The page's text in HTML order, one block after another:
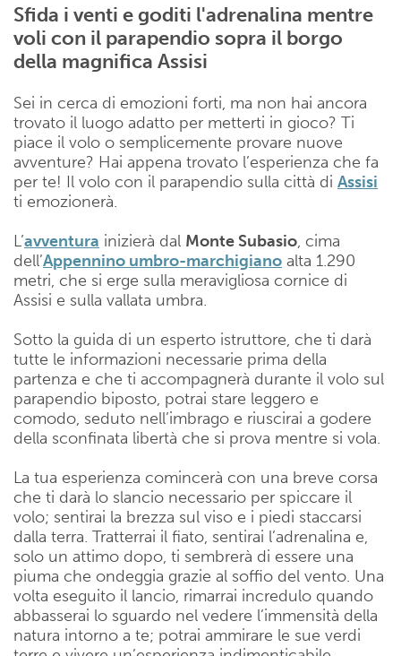
Sfida i venti e goditi l'adrenalina mentre
voli con il parapendio sopra il borgo
della magnifica Assisi
Sei in cerca di emozioni forti, ma non hai ancora
trovato il luogo adatto per metterti in gioco? Ti
piace il volo o semplicemente provare nuove
avventure? Hai appena trovato l’esperienza che fa
per te! Il volo con il parapendio sulla città di Assisi
ti emozionerà.
L’avventura inizierà dal Monte Subasio, cima
dell’Appennino umbro-marchigiano alta 1.290
metri, che si erge sulla meravigliosa cornice di
Assisi e sulla vallata umbra.
Sotto la guida di un esperto istruttore, che ti darà
tutte le informazioni necessarie prima della
partenza e che ti accompagnerà durante il volo sul
parapendio biposto, potrai stare leggero e
comodo, seduto nell’imbrago e riuscirai a godere
della sconfinata libertà che si prova mentre si vola.
La tua esperienza comincerà con una breve corsa
che ti darà lo slancio necessario per spiccare il
volo; sentirai la brezza sul viso e i piedi staccarsi
dalla terra. Tratterrai il fiato, sentirai l’adrenalina e,
solo un attimo dopo, ti sembrerà di essere una
piuma che ondeggia grazie al soffio del vento. Una
volta eseguito il lancio, rimarrai incredulo quando
abbasserai lo sguardo nel vedere l’immensità della
natura intorno a te; potrai ammirare le sue verdi